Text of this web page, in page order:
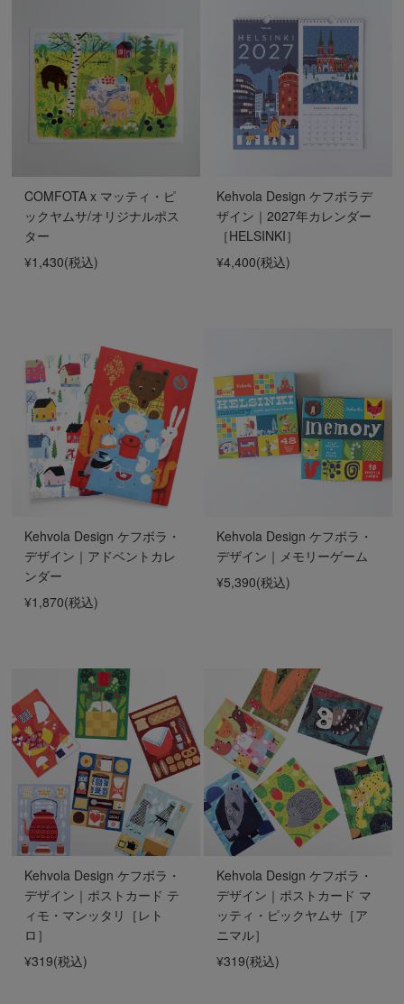
COMFOTA x マッティ・ピ
ックヤムサ/オリジナルポス
ター
¥1,430(税込)
Kehvola Design ケフボラデ
ザイン｜2027年カレンダー
［HELSINKI］
¥4,400(税込)
Kehvola Design ケフボラ・
デザイン｜アドベントカレ
ンダー
¥1,870(税込)
Kehvola Design ケフボラ・
デザイン｜メモリーゲーム
¥5,390(税込)
Kehvola Design ケフボラ・
デザイン｜ポストカード テ
ィモ・マンッタリ［レト
ロ］
¥319(税込)
Kehvola Design ケフボラ・
デザイン｜ポストカード マ
ッティ・ピックヤムサ［ア
ニマル］
¥319(税込)